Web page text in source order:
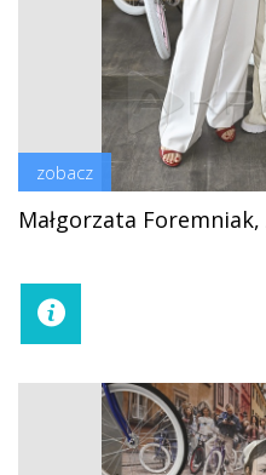
zobacz
Małgorzata